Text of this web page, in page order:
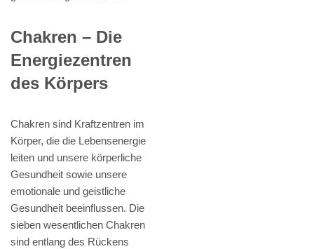
Chakren – Die
Energiezentren
des Körpers
Chakren sind Kraftzentren im
Körper, die die Lebensenergie
leiten und unsere körperliche
Gesundheit sowie unsere
emotionale und geistliche
Gesundheit beeinflussen. Die
sieben wesentlichen Chakren
sind entlang des Rückens